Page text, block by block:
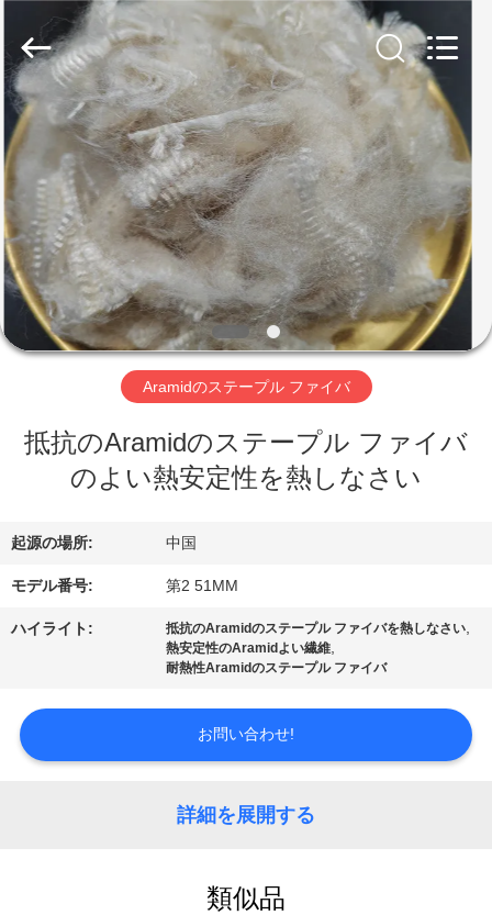
家
プ
ロ
ダ
ク
ビ
オ
つ
supplier.
Copyright
2019
2026
CHANGSHU
AZURE
IMP&EXP
Rights
Reserved.
Aramidのステープル ファイバ
抵抗のAramidのステープル ファイバ
のよい熱安定性を熱しなさい
起源の場所: 中国
モデル番号: 第2 51MM
ハイライト: 抵抗のAramidのステープル ファイバを熱しなさい,
熱安定性のAramidよい繊維,
耐熱性Aramidのステープル ファイバ
お問い合わせ!
詳細を展開する
類似品